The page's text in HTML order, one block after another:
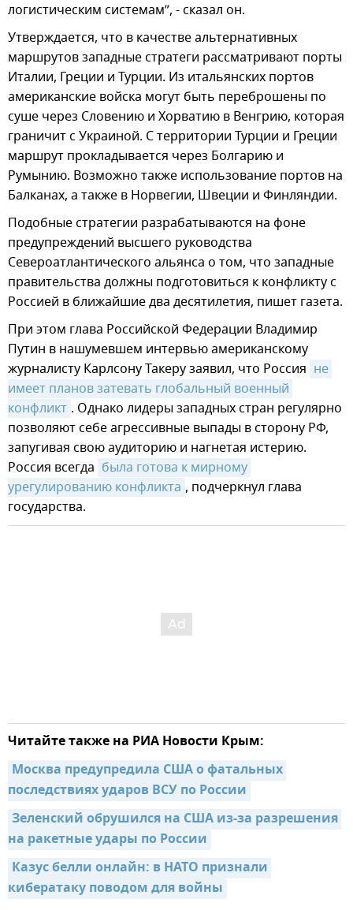
логистическим системам”, - сказал он.
Утверждается, что в качестве альтернативных
маршрутов западные стратеги рассматривают порты
Италии, Греции и Турции. Из итальянских портов
американские войска могут быть переброшены по
суше через Словению и Хорватию в Венгрию, которая
граничит с Украиной. С территории Турции и Греции
маршрут прокладывается через Болгарию и
Румынию. Возможно также использование портов на
Балканах, а также в Норвегии, Швеции и Финляндии.
Подобные стратегии разрабатываются на фоне
предупреждений высшего руководства
Североатлантического альянса о том, что западные
правительства должны подготовиться к конфликту с
Россией в ближайшие два десятилетия, пишет газета.
При этом глава Российской Федерации Владимир
Путин в нашумевшем интервью американскому
журналисту Карлсону Такеру заявил, что Россия не
имеет планов затевать глобальный военный
конфликт . Однако лидеры западных стран регулярно
позволяют себе агрессивные выпады в сторону РФ,
запугивая свою аудиторию и нагнетая истерию.
Россия всегда была готова к мирному
урегулированию конфликта , подчеркнул глава
государства.
Читайте также на РИА Новости Крым:
Москва предупредила США о фатальных
последствиях ударов ВСУ по России
Зеленский обрушился на США из-за разрешения
на ракетные удары по России
Казус белли онлайн: в НАТО признали
кибератаку поводом для войны